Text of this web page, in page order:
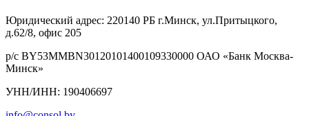
Юридический адрес: 220140 РБ г.Минск, ул.Притыцкого,
д.62/8, офис 205
р/с BY53MMBN30120101400109330000 ОАО «Банк Москва-
Минск»
УНН/ИНН: 190406697